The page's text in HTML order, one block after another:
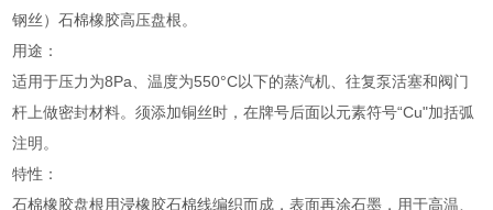
钢丝）石棉橡胶高压盘根。
用途：
适用于压力为8Pa、温度为550°C以下的蒸汽机、往复泵活塞和阀门
杆上做密封材料。须添加铜丝时，在牌号后面以元素符号“Cu"加括弧
注明。
特性：
石棉橡胶盘根用浸橡胶石棉线编织而成，表面再涂石墨，用于高温、